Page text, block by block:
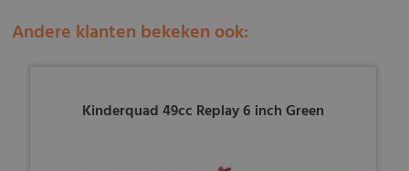
Andere klanten bekeken ook:
Kinderquad 49cc Replay 6 inch Green